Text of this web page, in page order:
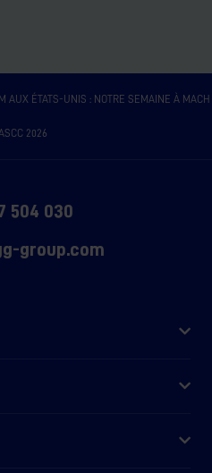
AUX ÉTATS-UNIS : NOTRE SEMAINE À MACH
2026
504 030
group.com